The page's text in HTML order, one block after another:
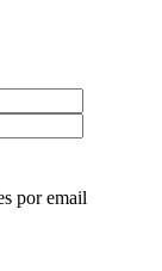
por email